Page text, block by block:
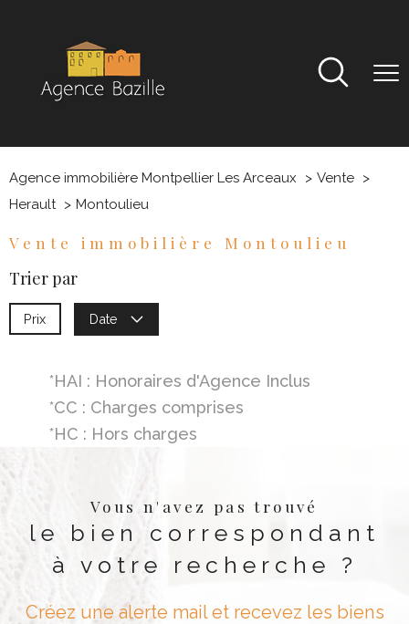
Agence immobilière Montpellier Les Arceaux
Vente
Herault
Montoulieu
Vente immobilière Montoulieu
Trier par
Prix Date
*HAI : Honoraires d'Agence Inclus
*CC : Charges comprises
*HC : Hors charges
Vous n'avez pas trouvé
le bien correspondant
à votre recherche ?
Créez une alerte mail et recevez les biens